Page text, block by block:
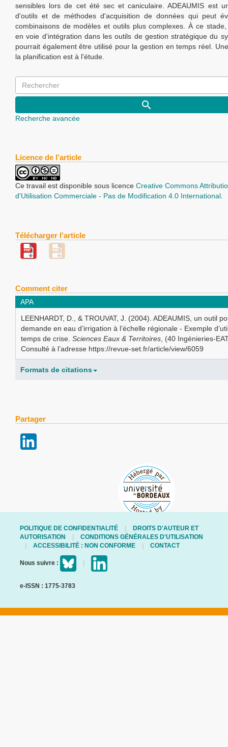
sensibles lors de cet été sec et caniculaire. ADEAUMIS est
d'outils et de méthodes d'acquisition de données qui peut
combinaisons de modèles et outils plus complexes. À ce stade,
en voie d'intégration dans les outils de gestion stratégique du
pourrait également être utilisé pour la gestion en temps réel.
la planification est à l'étude.
Recherche avancée
Licence de l'article
Ce travail est disponible sous licence Creative Commons
d'Utilisation Commerciale - Pas de Modification 4.0 International.
Télécharger l'article
Comment citer
APA
LEENHARDT, D., & TROUVAT, J. (2004). ADEAUMIS, un outil
demande en eau d’irrigation à l’échelle régionale - Exemple
temps de crise. Sciences Eaux & Territoires, (40 Ingénieries-
Consulté à l’adresse https://revue-set.fr/article/view/6059
Formats de citations
Partager
POLITIQUE DE CONFIDENTIALITÉ
DROITS D'AUTEUR ET
AUTORISATION
CONDITIONS GÉNÉRALES D'UTILISATION
ACCESSIBILITÉ : NON CONFORME
CONTACT
Nous suivre :
e-ISSN : 1775-3783